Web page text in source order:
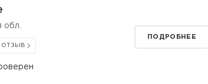
обл.
отзыв
ПОДРОБНЕЕ